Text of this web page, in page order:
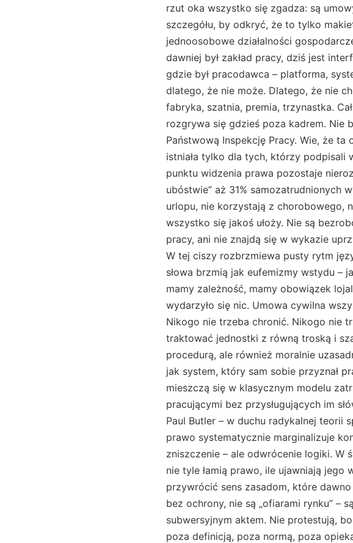
rzut oka wszystko się zgadza: są
szczegółu, by odkryć, że to tylko
jednoosobowe działalności
dawniej był zakład pracy, dziś jest
gdzie był pracodawca – platforma,
dlatego, że nie może. Dlatego, że nie
fabryka, szatnia, premia, trzynastka.
rozgrywa się gdzieś poza kadrem. Nie
Państwową Inspekcję Pracy. Wie, że
istniała tylko dla tych, którzy podpisali
punktu widzenia prawa pozostaje
ubóstwie” aż 31% samozatrudnionych
urlopu, nie korzystają z chorobowego,
wszystko się jakoś ułoży. Nie są
pracy, ani nie znajdą się w wykazie
W tej ciszy rozbrzmiewa pusty rytm
słowa brzmią jak eufemizmy wstydu –
mamy zależność, mamy obowiązek
wydarzyło się nic. Umowa cywilna
Nikogo nie trzeba chronić. Nikogo nie
traktować jednostki z równą troską i
procedurą, ale również moralnie
jak system, który sam sobie przyznał
mieszczą się w klasycznym modelu
pracującymi bez przysługujących im
Paul Butler – w duchu radykalnej teorii
prawo systematycznie marginalizuje
zniszczenie – ale odwrócenie logiki. W
nie tyle łamią prawo, ile ujawniają jego
przywrócić sens zasadom, które
bez ochrony, nie są „ofiarami rynku” –
subwersyjnym aktem. Nie protestują,
poza definicją, poza normą, poza